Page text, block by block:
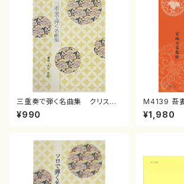
三重奏で弾く名曲集 クリスマ
スメドレー( 箏2/大平光美 編
曲/楽譜）
¥990
M4139 吾妻
（箏/宮城道
箏曲古典楽譜
¥1,980